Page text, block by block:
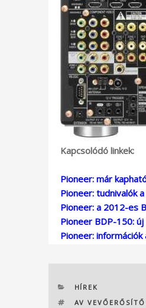
Kapcsolódó linkek:
Pioneer: már
Pioneer: tudnivalók
Pioneer: a 2012-es
Pioneer BDP-150:
Pioneer:
KATEGÓRIÁK
HÍREK
CÍMKÉK
AV VEVŐERŐSÍTŐ